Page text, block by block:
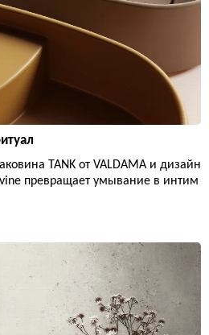
TANK от VALDAMA и дизайн
превращает умывание в интим